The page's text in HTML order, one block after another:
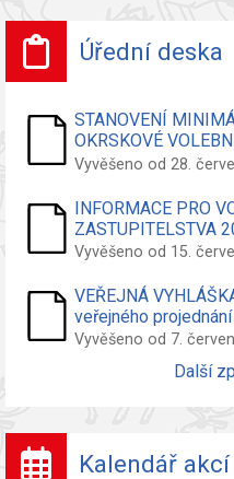
Úřední deska
STANOVENÍ
OKRSKOVÉ
ZASTUPITELSTVA
Vyvěšeno od 28.
INFORMACE PRO
ZASTUPITELSTVA
Vyvěšeno od 15.
VEŘEJNÁ
veřejného
Vyvěšeno od 7.
Další
Kalendář akcí